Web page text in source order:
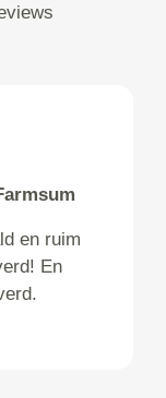
en ruim
En